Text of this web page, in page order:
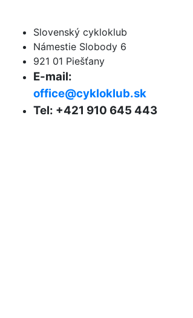
Slovenský cykloklub
Námestie Slobody 6
921 01 Piešťany
E-mail:
office@cykloklub.sk
Tel: +421 910 645 443